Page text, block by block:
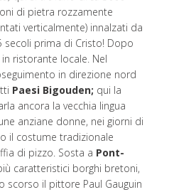
di pietra rozzamente
verticalmente) innalzati da
prima di Cristo! Dopo
ristorante locale. Nel
in direzione nord
Paesi Bigouden; qui la
ancora la vecchia lingua
anziane donne, nei giorni di
il costume tradizionale
di pizzo. Sosta a Pont-
caratteristici borghi bretoni,
scorso il pittore Paul Gauguin